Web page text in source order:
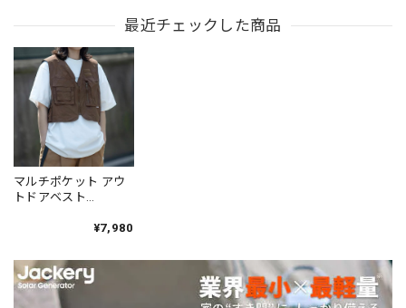
最近チェックした商品
マルチポケット アウ
トドアベスト
¥7,980